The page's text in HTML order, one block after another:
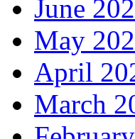
June
May
April
March